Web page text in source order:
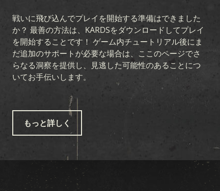
戦いに飛び込んでプレイを開始する準備はできました
か？ 最善の方法は、KARDSをダウンロードしてプレイ
を開始することです！ ゲーム内チュートリアル後にま
だ追加のサポートが必要な場合は、ここのページでさ
らなる洞察を提供し、見逃した可能性のあることにつ
いてお手伝いします。
もっと詳しく